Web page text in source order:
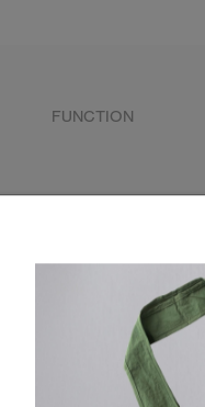
FUNCTION
取り外し
耐久性マ
360°リフ
内側のバッ